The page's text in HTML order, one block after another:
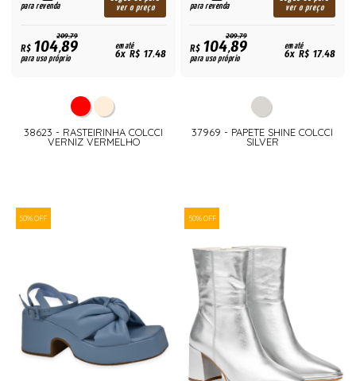
para revenda
ver o preço
209,79
R$104,89
para uso próprio
em até
6x R$ 17,48
38623 - RASTEIRINHA COLCCI
VERNIZ VERMELHO
para revenda
ver o preço
209,79
R$104,89
para uso próprio
em até
6x R$ 17,48
37969 - PAPETE SHINE COLCCI
SILVER
50% OFF 50% OFF